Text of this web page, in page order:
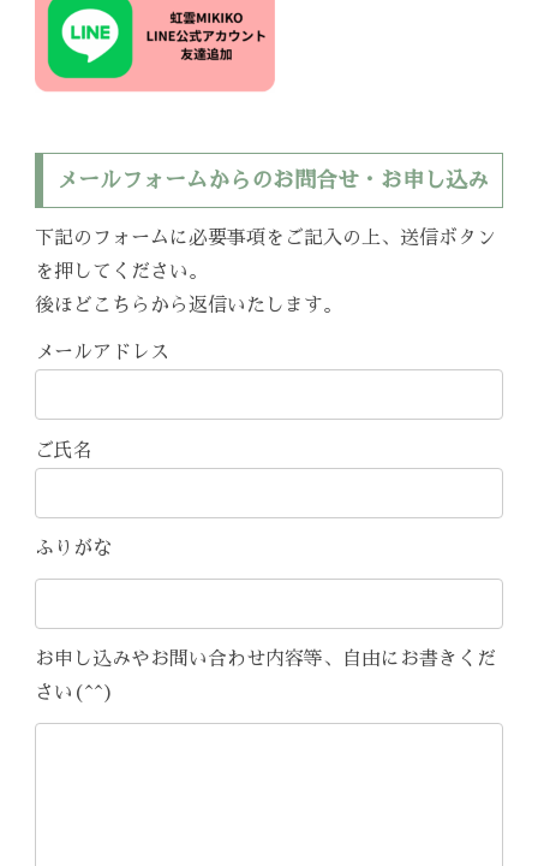
メールフォームからのお問合せ・お申し込み
下記のフォームに必要事項をご記入の上、送信ボタン
を押してください。
後ほどこちらから返信いたします。
メールアドレス
ご氏名
ふりがな
お申し込みやお問い合わせ内容等、自由にお書きくだ
さい(^^)